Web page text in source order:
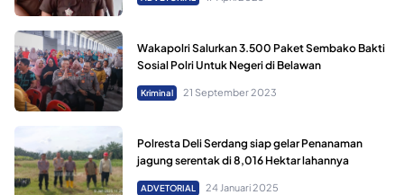
Wakapolri Salurkan 3.500 Paket Sembako Bakti
Sosial Polri Untuk Negeri di Belawan
Kriminal 21 September 2023
Polresta Deli Serdang siap gelar Penanaman
jagung serentak di 8,016 Hektar lahannya
ADVETORIAL 24 Januari 2025